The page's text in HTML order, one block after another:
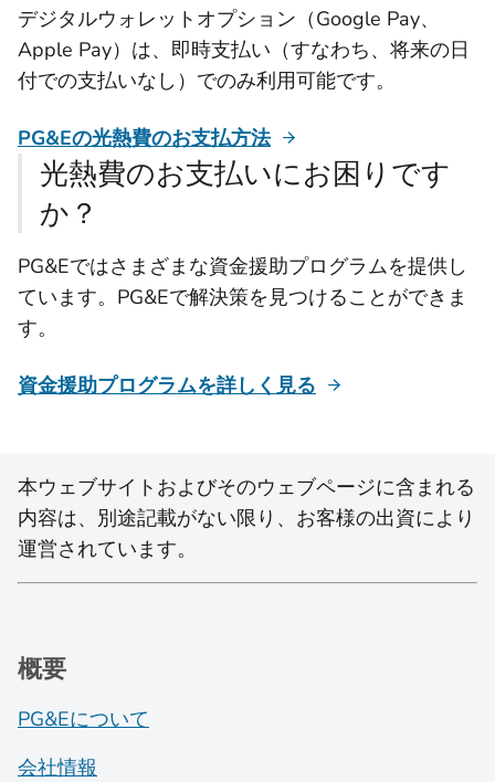
デジタルウォレットオプション（Google Pay、
Apple Pay）は、即時支払い（すなわち、将来の日
付での支払いなし）でのみ利用可能です。
PG&Eの光熱費のお支払方法
光熱費のお支払いにお困りです
か？
PG&Eではさまざまな資金援助プログラムを提供し
ています。PG&Eで解決策を見つけることができま
す。
資金援助プログラムを詳しく見る
本ウェブサイトおよびそのウェブページに含まれる
内容は、別途記載がない限り、お客様の出資により
運営されています。
概要
PG&Eについて
会社情報